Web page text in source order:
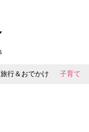
旅行＆おでかけ 子育て